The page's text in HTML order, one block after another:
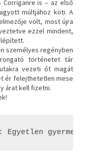
is – az első
múltjához köti. A
volt, most újra
ezzel mindent,
személyes regényben
történetet tár
vezeti őt magát
ér felejthetetlen mese
árat kell fizetni.
Egyetlen ​gyermek